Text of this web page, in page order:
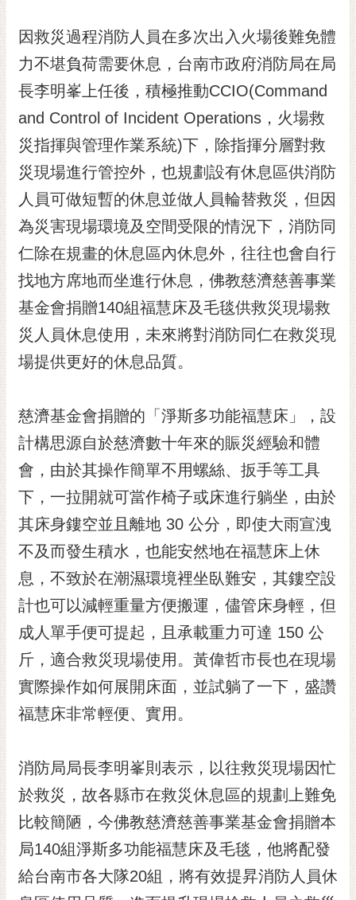
English
日
本
隱
私
權
及
安
全
政
策
網
站
資
料
宣
告
市
交
通
置
因救災過程消防人員在多次出入火場後難免體
力不堪負荷需要休息，台南市政府消防局在局
長李明峯上任後，積極推動CCIO(Command
and Control of Incident Operations，火場救
災指揮與管理作業系統)下，除指揮分層對救
災現場進行管控外，也規劃設有休息區供消防
人員可做短暫的休息並做人員輪替救災，但因
為災害現場環境及空間受限的情況下，消防同
仁除在規畫的休息區內休息外，往往也會自行
找地方席地而坐進行休息，佛教慈濟慈善事業
基金會捐贈140組福慧床及毛毯供救災現場救
災人員休息使用，未來將對消防同仁在救災現
場提供更好的休息品質。
慈濟基金會捐贈的「淨斯多功能福慧床」，設
計構思源自於慈濟數十年來的賑災經驗和體
會，由於其操作簡單不用螺絲、扳手等工具
下，一拉開就可當作椅子或床進行躺坐，由於
其床身鏤空並且離地 30 公分，即使大雨宣洩
不及而發生積水，也能安然地在福慧床上休
息，不致於在潮濕環境裡坐臥難安，其鏤空設
計也可以減輕重量方便搬運，儘管床身輕，但
成人單手便可提起，且承載重力可達 150 公
斤，適合救災現場使用。黃偉哲市長也在現場
實際操作如何展開床面，並試躺了一下，盛讚
福慧床非常輕便、實用。
消防局局長李明峯則表示，以往救災現場因忙
於救災，故各縣市在救災休息區的規劃上難免
比較簡陋，今佛教慈濟慈善事業基金會捐贈本
局140組淨斯多功能福慧床及毛毯，他將配發
給台南市各大隊20組，將有效提昇消防人員休